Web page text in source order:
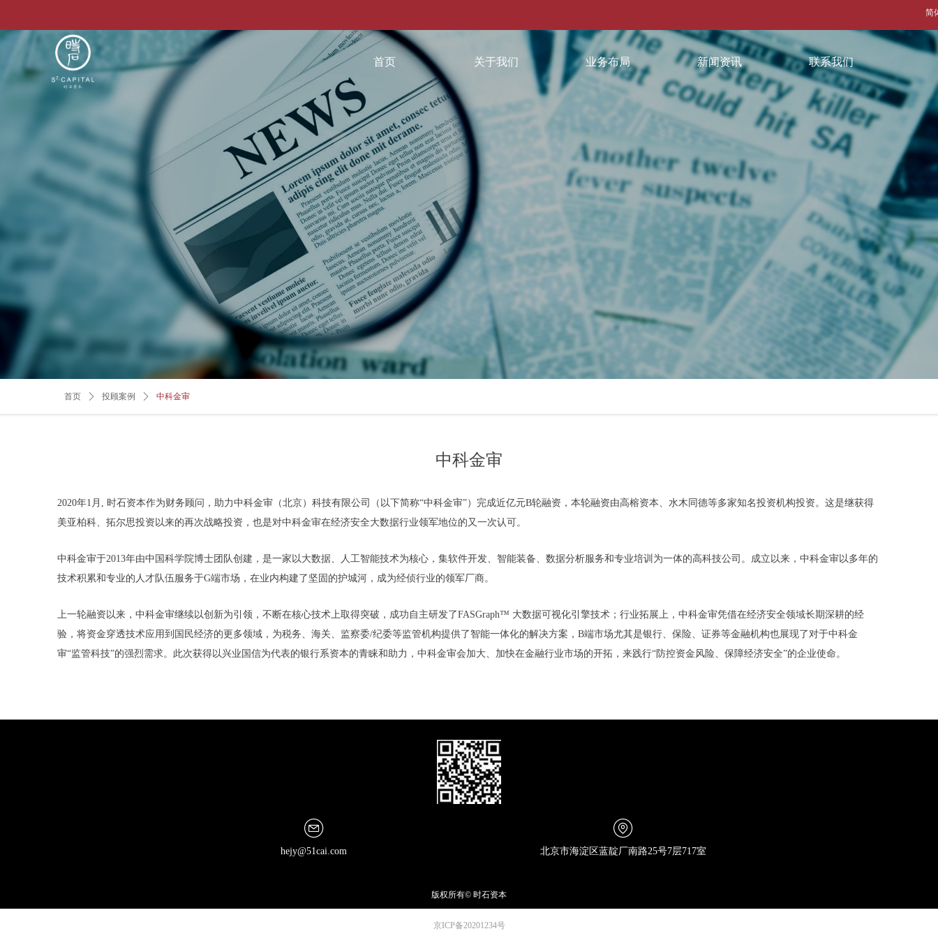
首页 关于我们 业务布局 新闻资讯 联系我们
简
中科金审
2020年1月, 时石资本作为财务顾问，助力中科金审（北京）科技有限公司（以下简称“中科金审”）完成近亿元B轮融资，本轮融资由高榕资本、水木同德等多家知名投资机构投资。这是继获得
美亚柏科、拓尔思投资以来的再次战略投资，也是对中科金审在经济安全大数据行业领军地位的又一次认可。
中科金审于2013年由中国科学院博士团队创建，是一家以大数据、人工智能技术为核心，集软件开发、智能装备、数据分析服务和专业培训为一体的高科技公司。成立以来，中科金审以多年的
技术积累和专业的人才队伍服务于G端市场，在业内构建了坚固的护城河，成为经侦行业的领军厂商。
上一轮融资以来，中科金审继续以创新为引领，不断在核心技术上取得突破，成功自主研发了FASGraph™ 大数据可视化引擎技术；行业拓展上，中科金审凭借在经济安全领域长期深耕的经
验，将资金穿透技术应用到国民经济的更多领域，为税务、海关、监察委/纪委等监管机构提供了智能一体化的解决方案，B端市场尤其是银行、保险、证券等金融机构也展现了对于中科金
审“监管科技”的强烈需求。此次获得以兴业国信为代表的银行系资本的青睐和助力，中科金审会加大、加快在金融行业市场的开拓，来践行“防控资金风险、保障经济安全”的企业使命。
首页 ꄲ 投顾案例 ꄲ 中科金审
hejy@51cai.com 北京市海淀区蓝靛厂南路25号7层717室
版权所有© 时石资本
京ICP备20201234号